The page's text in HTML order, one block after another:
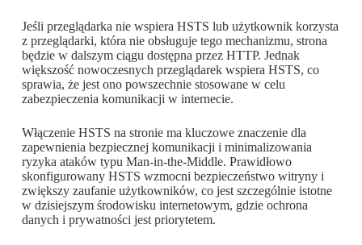
Jeśli przeglądarka nie wspiera HSTS lub użytkownik korzysta
z przeglądarki, która nie obsługuje tego mechanizmu, strona
będzie w dalszym ciągu dostępna przez HTTP. Jednak
większość nowoczesnych przeglądarek wspiera HSTS, co
sprawia, że jest ono powszechnie stosowane w celu
zabezpieczenia komunikacji w internecie.
Włączenie HSTS na stronie ma kluczowe znaczenie dla
zapewnienia bezpiecznej komunikacji i minimalizowania
ryzyka ataków typu Man-in-the-Middle. Prawidłowo
skonfigurowany HSTS wzmocni bezpieczeństwo witryny i
zwiększy zaufanie użytkowników, co jest szczególnie istotne
w dzisiejszym środowisku internetowym, gdzie ochrona
danych i prywatności jest priorytetem.